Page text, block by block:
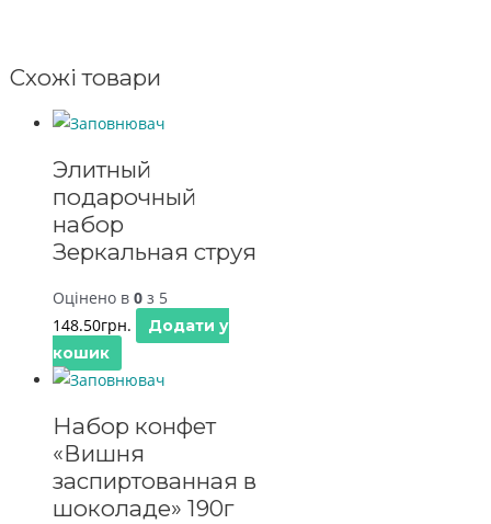
Схожі товари
Элитный
подарочный
набор
Зеркальная струя
Оцінено в 0 з 5
148.50грн.
Додати у
кошик
Набор конфет
«Вишня
заспиртованная в
шоколаде» 190г